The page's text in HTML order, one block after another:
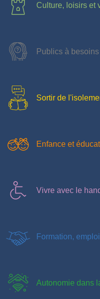
Culture, loisirs et
Publics à
Sortir de
Enfance et
Vivre avec le
Formation,
Autonomie dans